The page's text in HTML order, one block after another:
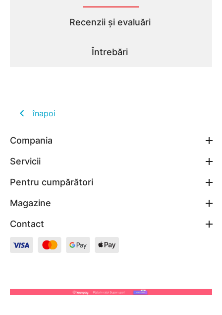
Recenzii și evaluări
Întrebări
înapoi
Compania
Servicii
Pentru cumpărători
Magazine
Contact